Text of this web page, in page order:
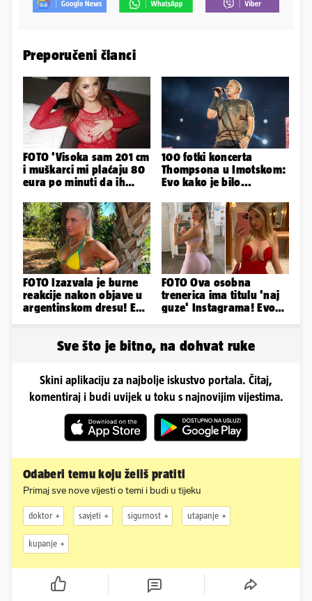
Preporučeni članci
FOTO 'Visoka sam 201 cm
i muškarci mi plaćaju 80
eura po minuti da ih
100 fotki koncerta
Thompsona u Imotskom:
Evo kako je bilo...
FOTO Izazvala je burne
reakcije nakon objave u
argentinskom dresu! Evo
FOTO Ova osobna
trenerica ima titulu 'naj
guze' Instagrama! Evo
Sve što je bitno, na dohvat ruke
Skini aplikaciju za najbolje iskustvo portala. Čitaj,
komentiraj i budi uvijek u toku s najnovijim vijestima.
Odaberi temu koju želiš pratiti
Primaj sve nove vijesti o temi i budi u tijeku
doktor savjeti sigurnost utapanje
kupanje